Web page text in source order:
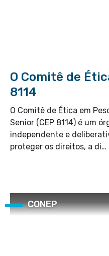
O Comitê de
8114
O Comitê de Ética em
Senior (CEP 8114) é um
independente e
proteger os direitos, a di…
CONEP